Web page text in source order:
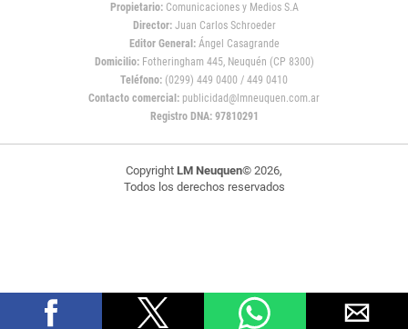
Propietario:Comunicaciones y Medios S.A
Director: Juan Carlos Schroeder
Editor General:Ángel Casagrande
Domicilio:Fotheringham 445, Neuquén (CP 8300)
Teléfono: (0299) 449 0400 / 449 0410
Contacto comercial: publicidad@lmneuquen.com.ar
Registro DNA: 97810291
Copyright LM Neuquen© 2026,
Todos los derechos reservados